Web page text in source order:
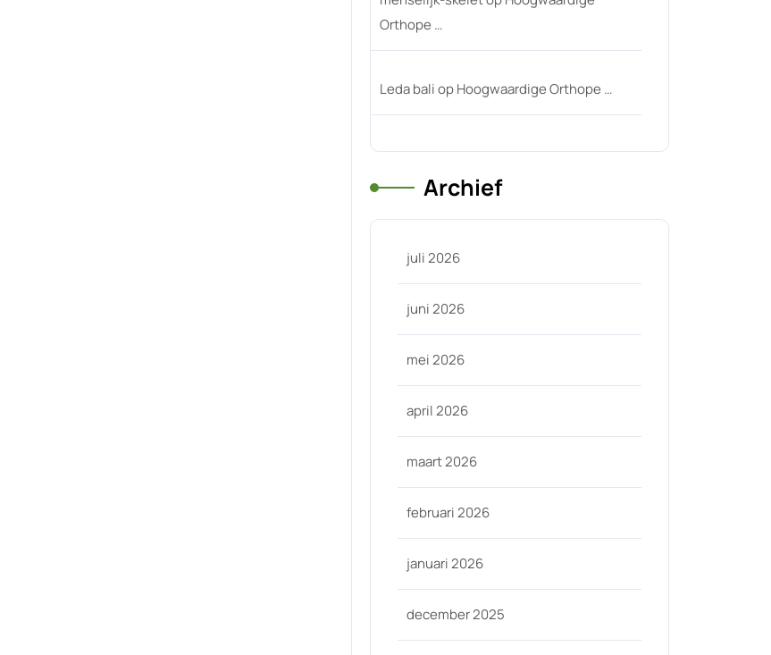
Orthope …
Leda baliopHoogwaardige Orthope …
Archief
juli 2026
juni 2026
mei 2026
april 2026
maart 2026
februari 2026
januari 2026
december 2025